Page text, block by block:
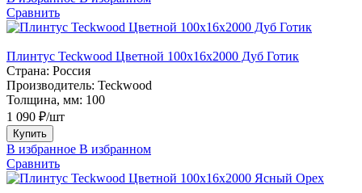
Сравнить
Плинтус Teckwood Цветной 100x16х2000 Дуб Готик
Страна: Россия
Производитель: Teckwood
Толщина, мм: 100
1 090 ₽/шт
Купить
В избранное В избранном
Сравнить